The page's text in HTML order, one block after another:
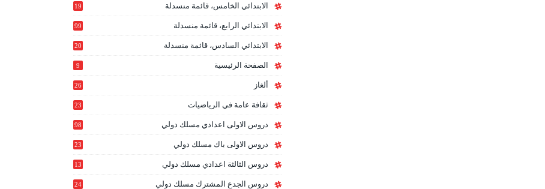
الابتدائي الخامس، قائمة منسدلة
19
الابتدائي الرابع، قائمة منسدلة 99
الابتدائي السادس، قائمة منسدلة
20
الصفحة الرئيسية 9
ألغاز 26
ثقافة عامة في الرياضيات 23
دروس الاولى اعدادي مسلك دولي 98
دروس الاولى باك مسلك دولي
23
دروس الثالثة اعدادي مسلك دولي
13
دروس الجدع المشترك مسلك دولي
24